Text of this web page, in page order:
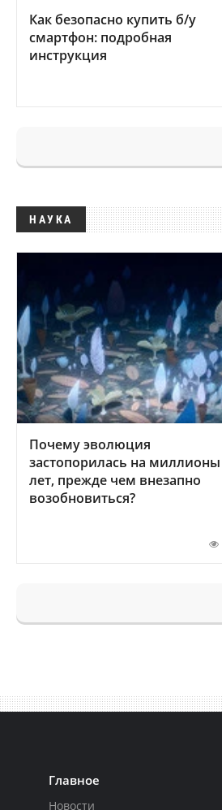
Как безопасно купить б/у
смартфон: подробная
инструкция
НАУКА
Почему эволюция
застопорилась на миллионы
лет, прежде чем внезапно
возобновиться?
Главное
Новости